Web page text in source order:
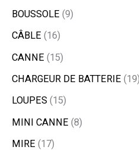
BOUSSOLE 9
CÂBLE 16
CANNE 15
CHARGEUR DE BATTERIE 19
LOUPES 15
MINI CANNE 8
MIRE 17